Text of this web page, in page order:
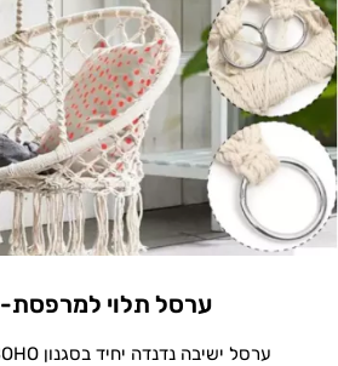
ערסל תלוי למרפסת- 42 ₪~
ערסל ישיבה נדנדה יחיד בסגנון BOHO לחדר.